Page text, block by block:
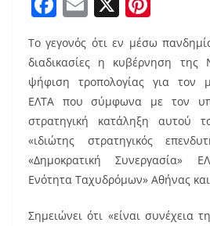
c
e
b
o
o
k
m
ai
l
er
e
st
Το γεγονός ότι εν μέσω
διαδικασίες η κυβέρνηση
ψήφιση τροπολογίας για τον
ΕΛΤΑ που σύμφωνα με τον
στρατηγική κατάληξη αυτού
«ιδιώτης στρατηγικός
«Δημοκρατική Συνεργασία»
Ενότητα Ταχυδρόμων» Αθήνας
Σημειώνει ότι «είναι συνέχεια